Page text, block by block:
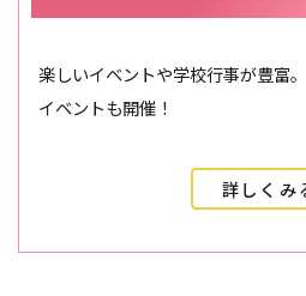
楽しいイベントや学校行事が豊富
イベントも開催！
詳しくみ